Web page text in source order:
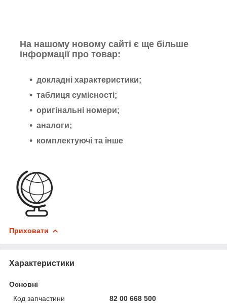
На нашому новому сайті є ще більше
інформації про товар:
докладні характеристики;
таблиця сумісності;
оригінальні номери;
аналоги;
комплектуючі та інше
Приховати
Характеристики
Основні
Код запчастини
82 00 668 500